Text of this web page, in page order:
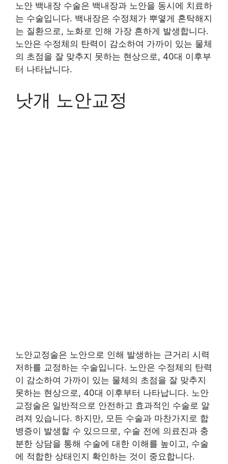
노안 백내장 수술은 백내장과 노안을 동시에 치료하
는 수술입니다. 백내장은 수정체가 뿌옇게 혼탁해지
는 질환으로, 노화로 인해 가장 흔하게 발생합니다.
노안은 수정체의 탄력이 감소하여 가까이 있는 물체
의 초점을 잘 맞추지 못하는 현상으로, 40대 이후부
터 나타납니다.
낫개 노안교정
노안교정술은 노안으로 인해 발생하는 근거리 시력
저하를 교정하는 수술입니다. 노안은 수정체의 탄력
이 감소하여 가까이 있는 물체의 초점을 잘 맞추지
못하는 현상으로, 40대 이후부터 나타납니다. 노안
교정술은 일반적으로 안전하고 효과적인 수술로 알
려져 있습니다. 하지만, 모든 수술과 마찬가지로 합
병증이 발생할 수 있으므로, 수술 전에 의료진과 충
분한 상담을 통해 수술에 대한 이해를 높이고, 수술
에 적합한 상태인지 확인하는 것이 중요합니다.